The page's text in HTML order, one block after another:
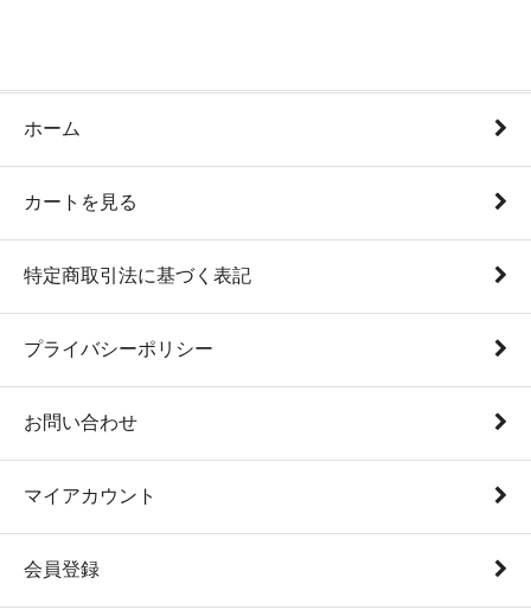
ホーム
カートを見る
特定商取引法に基づく表記
プライバシーポリシー
お問い合わせ
マイアカウント
会員登録